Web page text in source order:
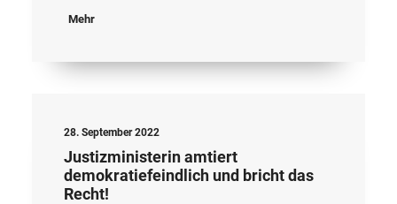
Mehr
28. September 2022
Justizministerin amtiert
demokratiefeindlich und bricht das
Recht!